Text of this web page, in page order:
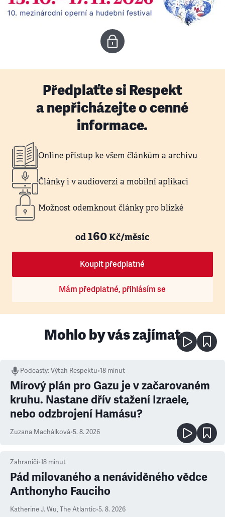
Předplaťte si Respekt
a nepřicházejte o cenné
informace.
Online přístup ke všem článkům a archivu
Články i v audioverzi a mobilní aplikaci
Možnost odemknout články pro blízké
od160Kč/měsíc
Koupit předplatné
Mám předplatné, přihlásím se
Mohlo by vás zajímat
Podcasty:Výtah Respektu•18 minut
Mírový plán pro Gazu je v začarovaném
kruhu. Nastane dřív stažení Izraele,
nebo odzbrojení Hamásu?
Zuzana Machálková•5. 8. 2026
Zahraničí•18 minut
Pád milovaného a nenáviděného vědce
Anthonyho Fauciho
Katherine J. Wu, The Atlantic•5. 8. 2026